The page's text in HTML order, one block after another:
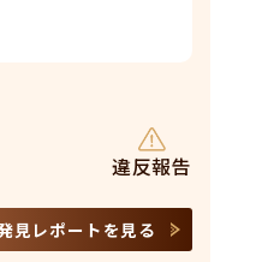
違反報告
見レポートを見る